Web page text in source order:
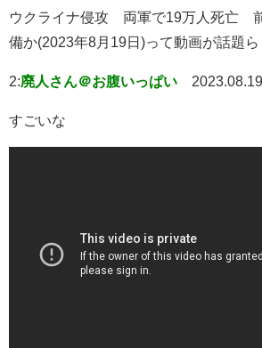
ウクライナ侵攻 両軍で19万人死亡
備か(2023年8月19日)って動画が話題
2:廃人さん＠お腹いっぱい
すごいな